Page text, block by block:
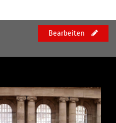
Bearbeiten